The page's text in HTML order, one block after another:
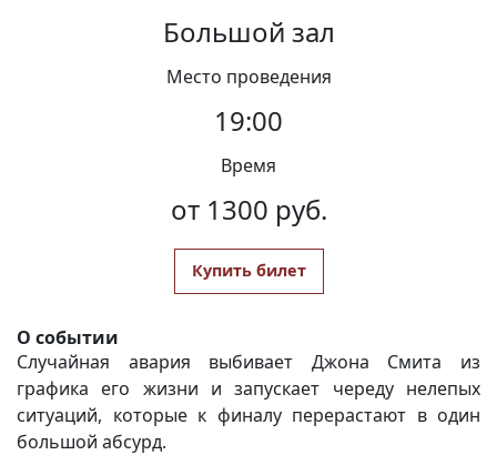
Большой зал
Место проведения
19:00
Время
от 1300 руб.
Купить билет
О событии
Случайная авария выбивает Джона Смита из
графика его жизни и запускает череду нелепых
ситуаций, которые к финалу перерастают в один
большой абсурд.